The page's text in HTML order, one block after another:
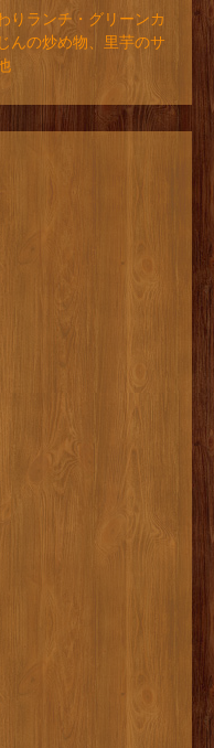
りランチ・グリーンカ
んの炒め物、里芋のサ